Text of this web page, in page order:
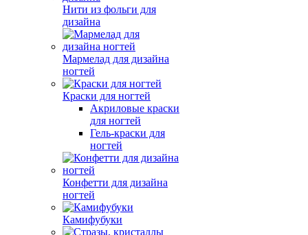
Нити из фольги для
дизайна
Мармелад для дизайна
ногтей
Краски для ногтей
Акриловые краски
для ногтей
Гель-краски для
ногтей
Конфетти для дизайна
ногтей
Камифубуки